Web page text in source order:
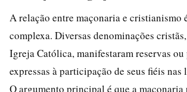
A relação entre maçonaria e cristianismo
complexa. Diversas denominações
Igreja Católica, manifestaram reservas
expressas à participação de seus fiéis nas
O argumento principal é que a maçonaria